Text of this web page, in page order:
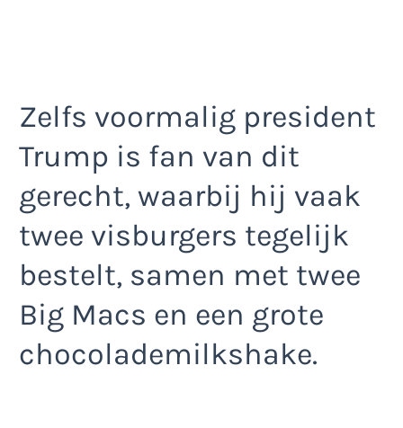
Zelfs voormalig president
Trump is fan van dit
gerecht, waarbij hij vaak
twee visburgers tegelijk
bestelt, samen met twee
Big Macs en een grote
chocolademilkshake.